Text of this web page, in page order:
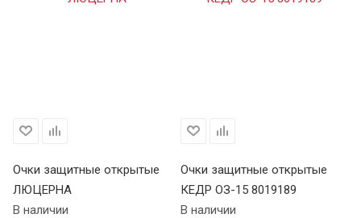
Очки защитные открытые
ЛЮЦЕРНА
В наличии
Очки защитные открытые
КЕДР ОЗ-15 8019189
В наличии